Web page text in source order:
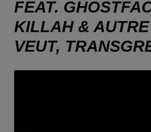
FEAT.
KILLAH &
VEUT,